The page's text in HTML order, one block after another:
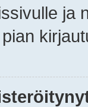
ja